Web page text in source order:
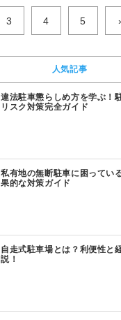
3 4 5 ›
人気記事
違法駐車懲らしめ方を学ぶ！
リスク対策完全ガイド
私有地の無断駐車に困ってい
果的な対策ガイド
自走式駐車場とは？利便性と
説！